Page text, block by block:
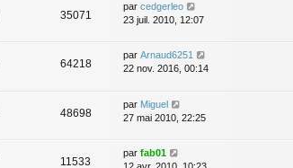
35071
par cedgerleo
23 juil. 2010, 12:07
64218
par Arnaud6251
22 nov. 2016, 00:14
48698
par Miguel
27 mai 2010, 22:25
11533
par fab01